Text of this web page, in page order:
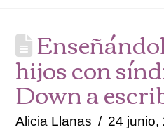
hijos con
Down a
Alicia Llanas 24 junio,